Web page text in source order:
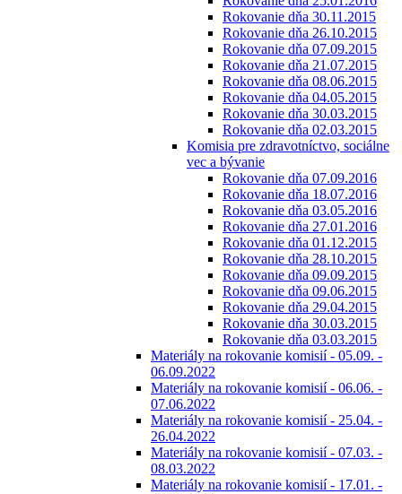
Rokovanie dňa 30.11.2015
Rokovanie dňa 26.10.2015
Rokovanie dňa 07.09.2015
Rokovanie dňa 21.07.2015
Rokovanie dňa 08.06.2015
Rokovanie dňa 04.05.2015
Rokovanie dňa 30.03.2015
Rokovanie dňa 02.03.2015
Komisia pre zdravotníctvo, sociálne
vec a bývanie
Rokovanie dňa 07.09.2016
Rokovanie dňa 18.07.2016
Rokovanie dňa 03.05.2016
Rokovanie dňa 27.01.2016
Rokovanie dňa 01.12.2015
Rokovanie dňa 28.10.2015
Rokovanie dňa 09.09.2015
Rokovanie dňa 09.06.2015
Rokovanie dňa 29.04.2015
Rokovanie dňa 30.03.2015
Rokovanie dňa 03.03.2015
Materiály na rokovanie komisií - 05.09. -
06.09.2022
Materiály na rokovanie komisií - 06.06. -
07.06.2022
Materiály na rokovanie komisií - 25.04. -
26.04.2022
Materiály na rokovanie komisií - 07.03. -
08.03.2022
Materiály na rokovanie komisií - 17.01. -